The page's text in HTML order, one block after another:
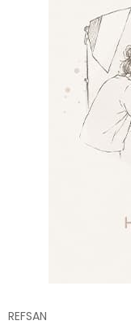
REFSAN